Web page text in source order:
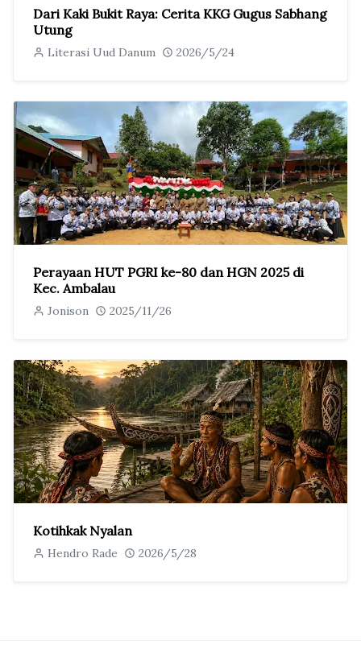
Dari Kaki Bukit Raya: Cerita KKG Gugus Sabhang
Utung
Literasi Uud Danum 2026/5/24
Perayaan HUT PGRI ke-80 dan HGN 2025 di
Kec. Ambalau
Jonison 2025/11/26
Kotihkak Nyalan
Hendro Rade 2026/5/28